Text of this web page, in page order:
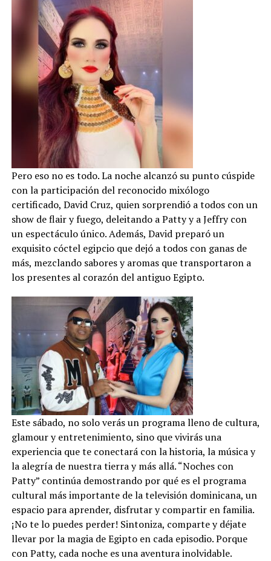
Pero eso no es todo. La noche alcanzó su punto cúspide
con la participación del reconocido mixólogo
certificado, David Cruz, quien sorprendió a todos con un
show de flair y fuego, deleitando a Patty y a Jeffry con
un espectáculo único. Además, David preparó un
exquisito cóctel egipcio que dejó a todos con ganas de
más, mezclando sabores y aromas que transportaron a
los presentes al corazón del antiguo Egipto.
Este sábado, no solo verás un programa lleno de cultura,
glamour y entretenimiento, sino que vivirás una
experiencia que te conectará con la historia, la música y
la alegría de nuestra tierra y más allá. “Noches con
Patty” continúa demostrando por qué es el programa
cultural más importante de la televisión dominicana, un
espacio para aprender, disfrutar y compartir en familia.
¡No te lo puedes perder! Sintoniza, comparte y déjate
llevar por la magia de Egipto en cada episodio. Porque
con Patty, cada noche es una aventura inolvidable.